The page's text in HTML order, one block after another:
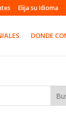
Elija su Idioma
DONDE